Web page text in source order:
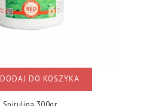
DODAJ DO KOSZYKA